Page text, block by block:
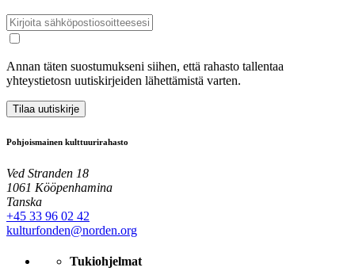
Annan täten suostumukseni siihen, että rahasto tallentaa
yhteystietosn uutiskirjeiden lähettämistä varten.
Tilaa uutiskirje
Pohjoismainen kulttuurirahasto
Ved Stranden 18
1061 Kööpenhamina
Tanska
+45 33 96 02 42
kulturfonden@norden.org
Tukiohjelmat